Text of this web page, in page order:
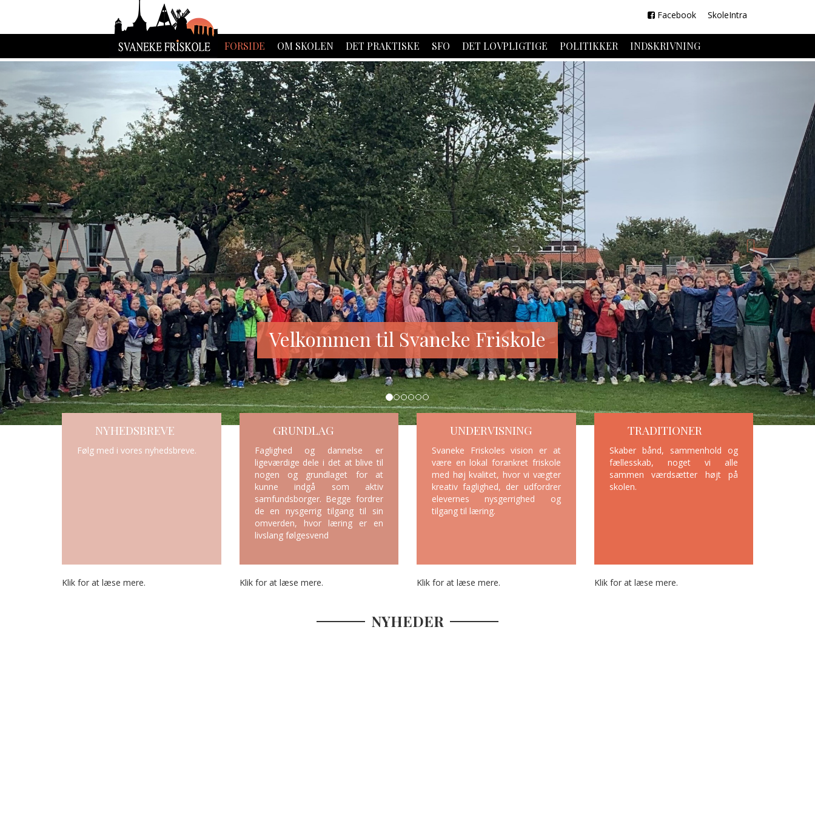
Facebook SkoleIntra
FORSIDE OM SKOLEN DET PRAKTISKE SFO DET LOVPLIGTIGE POLITIKKER INDSKRIVNING
til Svaneke Friskole
NYHEDSBREVE
Følg med i vores nyhedsbreve.
Klik for at læse mere.
GRUNDLAG
Faglighed og dannelse er
ligeværdige dele i det at blive til
nogen og grundlaget for at
kunne indgå som aktiv
samfundsborger. Begge fordrer
de en nysgerrig tilgang til sin
omverden, hvor læring er en
livslang følgesvend
Klik for at læse mere.
UNDERVISNING
Svaneke Friskoles vision er at
være en lokal forankret friskole
med høj kvalitet, hvor vi vægter
kreativ faglighed, der udfordrer
elevernes nysgerrighed og
tilgang til læring.
Klik for at læse mere.
TRADITIONER
Skaber bånd, sammenhold og
fællesskab, noget vi alle
sammen værdsætter højt på
skolen.
Klik for at læse mere.
NYHEDER